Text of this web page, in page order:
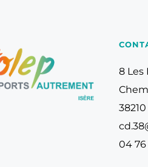
8 Les
04 76